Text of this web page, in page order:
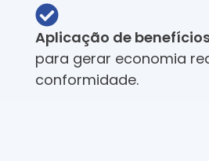
Aplicação de
para gerar economia
conformidade.